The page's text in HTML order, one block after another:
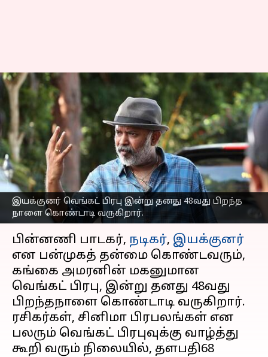
இயக்குனர் வெங்கட் பிரபு இன்று தனது 48வது பிறந்த
நாளை கொண்டாடி வருகிறார்.
வெங்கட் பிரபு பிறந்தநாள்-
#தளபதி68 அப்டேட் உடன்
பிறந்தநாள் வாழ்த்து
கூறிய அர்ச்சனா
கல்பாத்தி
எழுதியவர் Srinath r Nov 07, 2023 12:29 pm
செய்தி முன்னோட்டம்
பின்னணி பாடகர், நடிகர், இயக்குனர்
என பன்முகத் தன்மை கொண்டவரும்,
கங்கை அமரனின் மகனுமான
வெங்கட் பிரபு, இன்று தனது 48வது
பிறந்தநாளை கொண்டாடி வருகிறார்.
ரசிகர்கள், சினிமா பிரபலங்கள் என
பலரும் வெங்கட் பிரபுவுக்கு வாழ்த்து
கூறி வரும் நிலையில், தளபதி68